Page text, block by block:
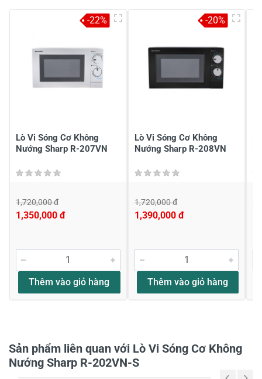
1
-
Viết nhận xét về sản phẩm
Đánh giá sao
Tiêu đề của nhận xét *
Lò Vi Sóng Cơ Không
Nướng Sharp R-207VN
1,720,000 đ
1,350,000 đ
Thêm vào giỏ hàng
-22%
Lò Vi Sóng Cơ Không
Nướng Sharp R-208VN
1,720,000 đ
1,390,000 đ
Thêm vào giỏ hàng
-20%
Sản phẩm liên quan với Lò Vi Sóng Cơ Không
Nướng Sharp R-202VN-S